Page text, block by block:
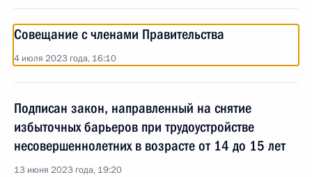
Совещание с членами Правительства
4 июля 2023 года, 16:10
Подписан закон, направленный на снятие
избыточных барьеров при трудоустройстве
несовершеннолетних в возрасте от 14 до 15 лет
13 июня 2023 года, 19:20